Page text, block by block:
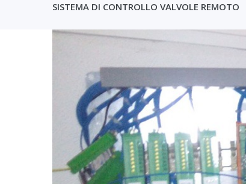
SISTEMA DI CONTROLLO VALVOLE REMOTO